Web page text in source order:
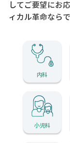
してご要望にお
ィカル革命なら
内科
小児科